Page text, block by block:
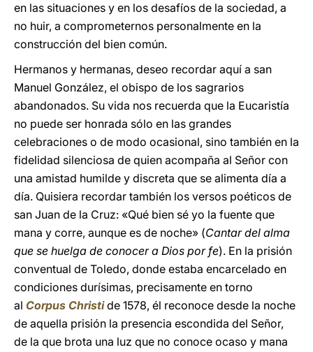
en las situaciones y en los desafíos de la sociedad, a
no huir, a comprometernos personalmente en la
construcción del bien común.
Hermanos y hermanas, deseo recordar aquí a san
Manuel González, el obispo de los sagrarios
abandonados. Su vida nos recuerda que la Eucaristía
no puede ser honrada sólo en las grandes
celebraciones o de modo ocasional, sino también en la
fidelidad silenciosa de quien acompaña al Señor con
una amistad humilde y discreta que se alimenta día a
día. Quisiera recordar también los versos poéticos de
san Juan de la Cruz: «Qué bien sé yo la fuente que
mana y corre, aunque es de noche» (Cantar del alma
que se huelga de conocer a Dios por fe). En la prisión
conventual de Toledo, donde estaba encarcelado en
condiciones durísimas, precisamente en torno
al Corpus Christide 1578, él reconoce desde la noche
de aquella prisión la presencia escondida del Señor,
de la que brota una luz que no conoce ocaso y mana